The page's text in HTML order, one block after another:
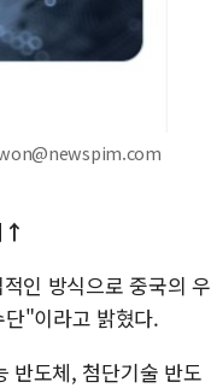
↑
인 방식으로 중국의 우
"이라고 밝혔다.
반도체, 첨단기술 반도